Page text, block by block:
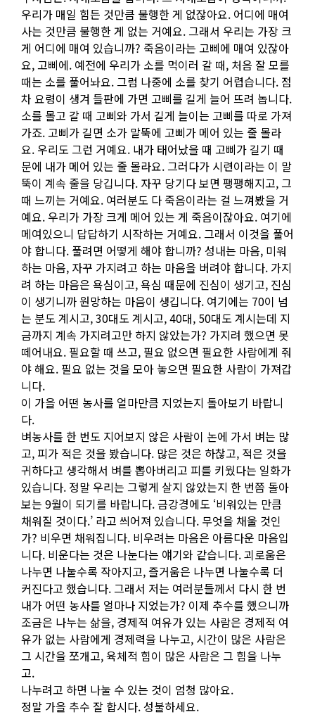
우리가 매일 힘든 것만큼 불행한 게 없잖아요. 어디에 매여
사는 것만큼 불행한 게 없는 거예요. 그래서 우리는 가장 크
게 어디에 매여 있습니까? 죽음이라는 고삐에 매여 있잖아
요, 고삐에. 예전에 우리가 소를 먹이러 갈 때, 처음 잘 모를
때는 소를 풀어놔요. 그럼 나중에 소를 찾기 어렵습니다. 점
차 요령이 생겨 들판에 가면 고삐를 길게 늘어 뜨려 놉니다.
소를 몰고 갈 때 고삐와 가서 길게 늘이는 고삐를 따로 가져
가죠. 고삐가 길면 소가 말뚝에 고삐가 메어 있는 줄 몰라
요. 우리도 그런 거예요. 내가 태어났을 때 고삐가 길기 때
문에 내가 메어 있는 줄 몰라요. 그러다가 시련이라는 이 말
뚝이 계속 줄을 당깁니다. 자꾸 당기다 보면 팽팽해지고, 그
때 느끼는 거예요. 여러분도 다 죽음이라는 걸 느껴봤을 거
예요. 우리가 가장 크게 메어 있는 게 죽음이잖아요. 여기에
메여있으니 답답하기 시작하는 거예요. 그래서 이것을 풀어
야 합니다. 풀려면 어떻게 해야 합니까? 성내는 마음, 미워
하는 마음, 자꾸 가지려고 하는 마음을 버려야 합니다. 가지
려 하는 마음은 욕심이고, 욕심 때문에 진심이 생기고, 진심
이 생기니까 원망하는 마음이 생깁니다. 여기에는 70이 넘
는 분도 계시고, 30대도 계시고, 40대, 50대도 계시는데 지
금까지 계속 가지려고만 하지 않았는가? 가지려 했으면 못
떼어내요. 필요할 때 쓰고, 필요 없으면 필요한 사람에게 줘
야 해요. 필요 없는 것을 모아 놓으면 필요한 사람이 가져갑
니다.
이 가을 어떤 농사를 얼마만큼 지었는지 돌아보기 바랍니
다.
벼농사를 한 번도 지어보지 않은 사람이 논에 가서 벼는 많
고, 피가 적은 것을 봤습니다. 많은 것은 하찮고, 적은 것을
귀하다고 생각해서 벼를 뽑아버리고 피를 키웠다는 일화가
있습니다. 정말 우리는 그렇게 살지 않았는지 한 번쯤 돌아
보는 9월이 되기를 바랍니다. 금강경에도 ‘비워있는 만큼
채워질 것이다.’ 라고 씌어져 있습니다. 무엇을 채울 것인
가? 비우면 채워집니다. 비우려는 마음은 아름다운 마음입
니다. 비운다는 것은 나눈다는 얘기와 같습니다. 괴로움은
나누면 나눌수록 작아지고, 즐거움은 나누면 나눌수록 더
커진다고 했습니다. 그래서 저는 여러분들께서 다시 한 번
내가 어떤 농사를 얼마나 지었는가? 이제 추수를 했으니까
조금은 나누는 삶을, 경제적 여유가 있는 사람은 경제적 여
유가 없는 사람에게 경제력을 나누고, 시간이 많은 사람은
그 시간을 쪼개고, 육체적 힘이 많은 사람은 그 힘을 나누
고.
나누려고 하면 나눌 수 있는 것이 엄청 많아요.
정말 가을 추수 잘 합시다. 성불하세요.